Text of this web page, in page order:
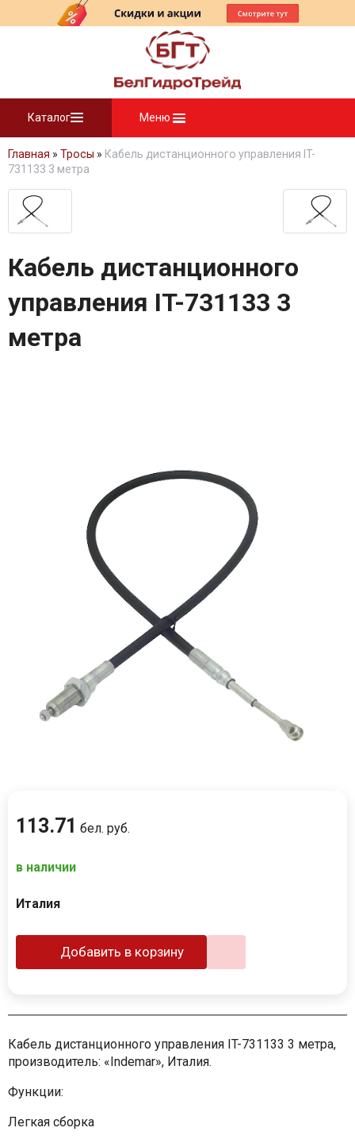
Каталог Меню
Главная » Тросы » Кабель дистанционного управления IT-
731133 3 метра
Кабель дистанционного
управления IT-731133 3
метра
113.71 бел. руб.
в наличии
Италия
Добавить в корзину
Кабель дистанционного управления IT-731133 3 метра,
производитель: «Indemar», Италия.
Функции:
Легкая сборка